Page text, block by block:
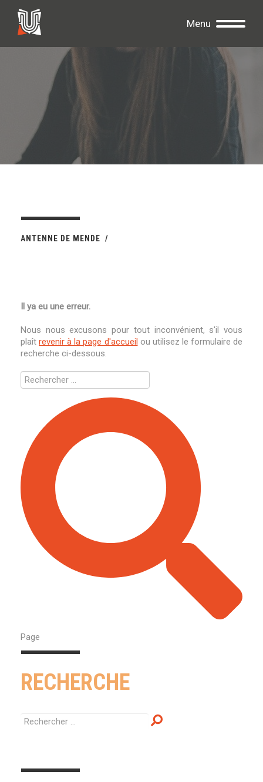
Menu
ANTENNE DE MENDE
Il ya eu une erreur.
Nous nous excusons pour tout inconvénient, s'il vous
plaîtrevenir à la page d'accueil ou utilisez le formulaire de
recherche ci-dessous.
Page
RECHERCHE